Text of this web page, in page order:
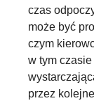
czas
może być
czym
w tym
przez